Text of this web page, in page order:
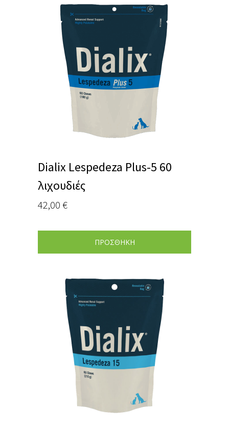
Dialix Lespedeza Plus-5 60
λιχουδιές
42,00 €
ΠΡΟΣΘΗΚΗ